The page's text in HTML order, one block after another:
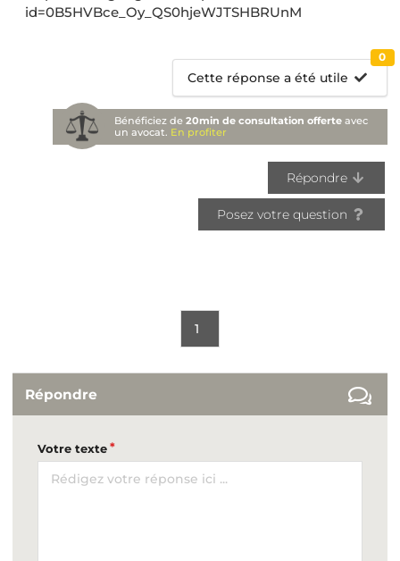
id=0B5HVBce_Oy_QS0hjeWJTSHBRUnM
Cette réponse a été utile
0
Bénéficiez de20min de consultation offerte avec
un avocat. En profiter
Répondre
Posez votre question
1
Répondre
Votre texte